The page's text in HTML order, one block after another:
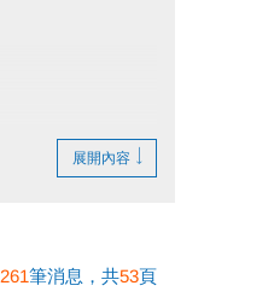
展開內容
261筆消息，共53頁